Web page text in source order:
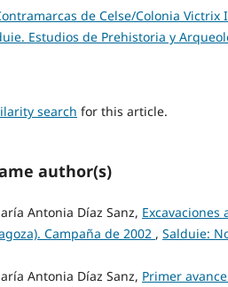
de Celse/Colonia
Estudios de Prehistoria y
search for this article.
author(s)
Antonia Díaz Sanz, Excavaciones
Campaña de 2002 , Salduie:
Antonia Díaz Sanz, Primer